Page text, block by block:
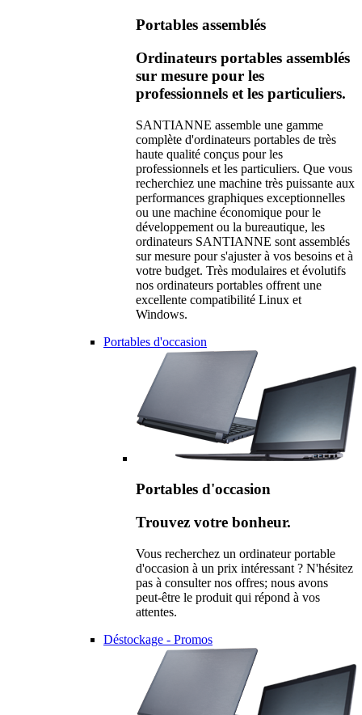
Portables assemblés
Ordinateurs portables assemblés
sur mesure pour les
professionnels et les particuliers.
SANTIANNE assemble une gamme
complète d'ordinateurs portables de très
haute qualité conçus pour les
professionnels et les particuliers. Que vous
recherchiez une machine très puissante aux
performances graphiques exceptionnelles
ou une machine économique pour le
développement ou la bureautique, les
ordinateurs SANTIANNE sont assemblés
sur mesure pour s'ajuster à vos besoins et à
votre budget. Très modulaires et évolutifs
nos ordinateurs portables offrent une
excellente compatibilité Linux et
Windows.
Portables d'occasion
Portables d'occasion
Trouvez votre bonheur.
Vous recherchez un ordinateur portable
d'occasion à un prix intéressant ? N'hésitez
pas à consulter nos offres; nous avons
peut-être le produit qui répond à vos
attentes.
Déstockage - Promos